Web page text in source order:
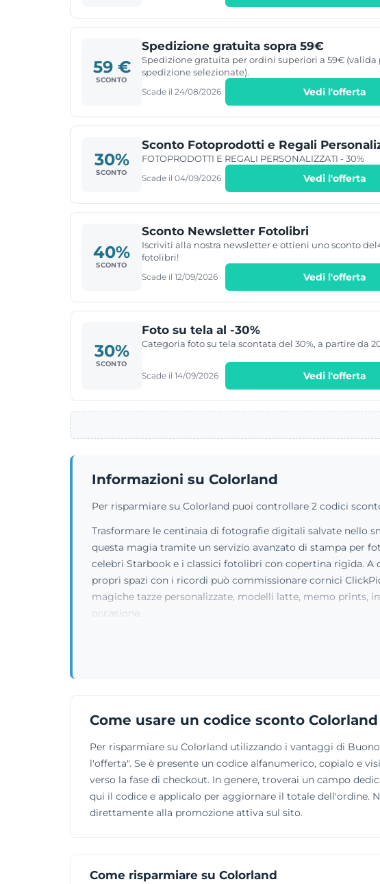
59 €
SCONTO
Spedizione gratuita sopra 59€
Spedizione gratuita per ordini superiori a 59€ (valida
spedizione selezionate).
Scade il 24/08/2026 Vedi l'offerta
30%
SCONTO
Sconto Fotoprodotti e Regali
FOTOPRODOTTI E REGALI PERSONALIZZATI - 30%
Scade il 04/09/2026 Vedi l'offerta
40%
SCONTO
Sconto Newsletter Fotolibri
Iscriviti alla nostra newsletter e ottieni uno sconto
fotolibri!
Scade il 12/09/2026 Vedi l'offerta
30%
SCONTO
Foto su tela al -30%
Categoria foto su tela scontata del 30%, a partire da
Scade il 14/09/2026 Vedi l'offerta
Informazioni su Colorland
Per risparmiare su Colorland puoi controllare 2 codici
Trasformare le centinaia di fotografie digitali salvate nello
questa magia tramite un servizio avanzato di stampa per
celebri Starbook e i classici fotolibri con copertina rigida.
propri spazi con i ricordi può commissionare cornici
magiche tazze personalizzate, modelli latte, memo prints,
occasione.
Come usare un codice sconto Colorland
Per risparmiare su Colorland utilizzando i vantaggi di
l'offerta". Se è presente un codice alfanumerico, copialo e
verso la fase di checkout. In genere, troverai un campo
qui il codice e applicalo per aggiornare il totale dell'ordine.
direttamente alla promozione attiva sul sito.
Come risparmiare su Colorland